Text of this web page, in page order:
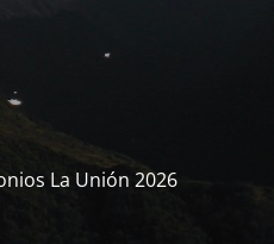
La Unión 2026